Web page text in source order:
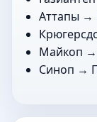
Аттапы →
Майкоп
Синоп →